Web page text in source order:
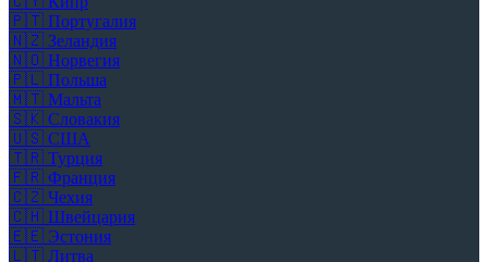
🇵🇹 Португалия
🇳🇿 Зеландия
🇳🇴 Норвегия
🇵🇱 Польша
🇲🇹 Мальта
🇸🇰 Словакия
🇺🇸 США
🇹🇷 Турция
🇫🇷 Франция
🇨🇿 Чехия
🇨🇭 Швейцария
🇪🇪 Эстония
🇱🇹 Литва